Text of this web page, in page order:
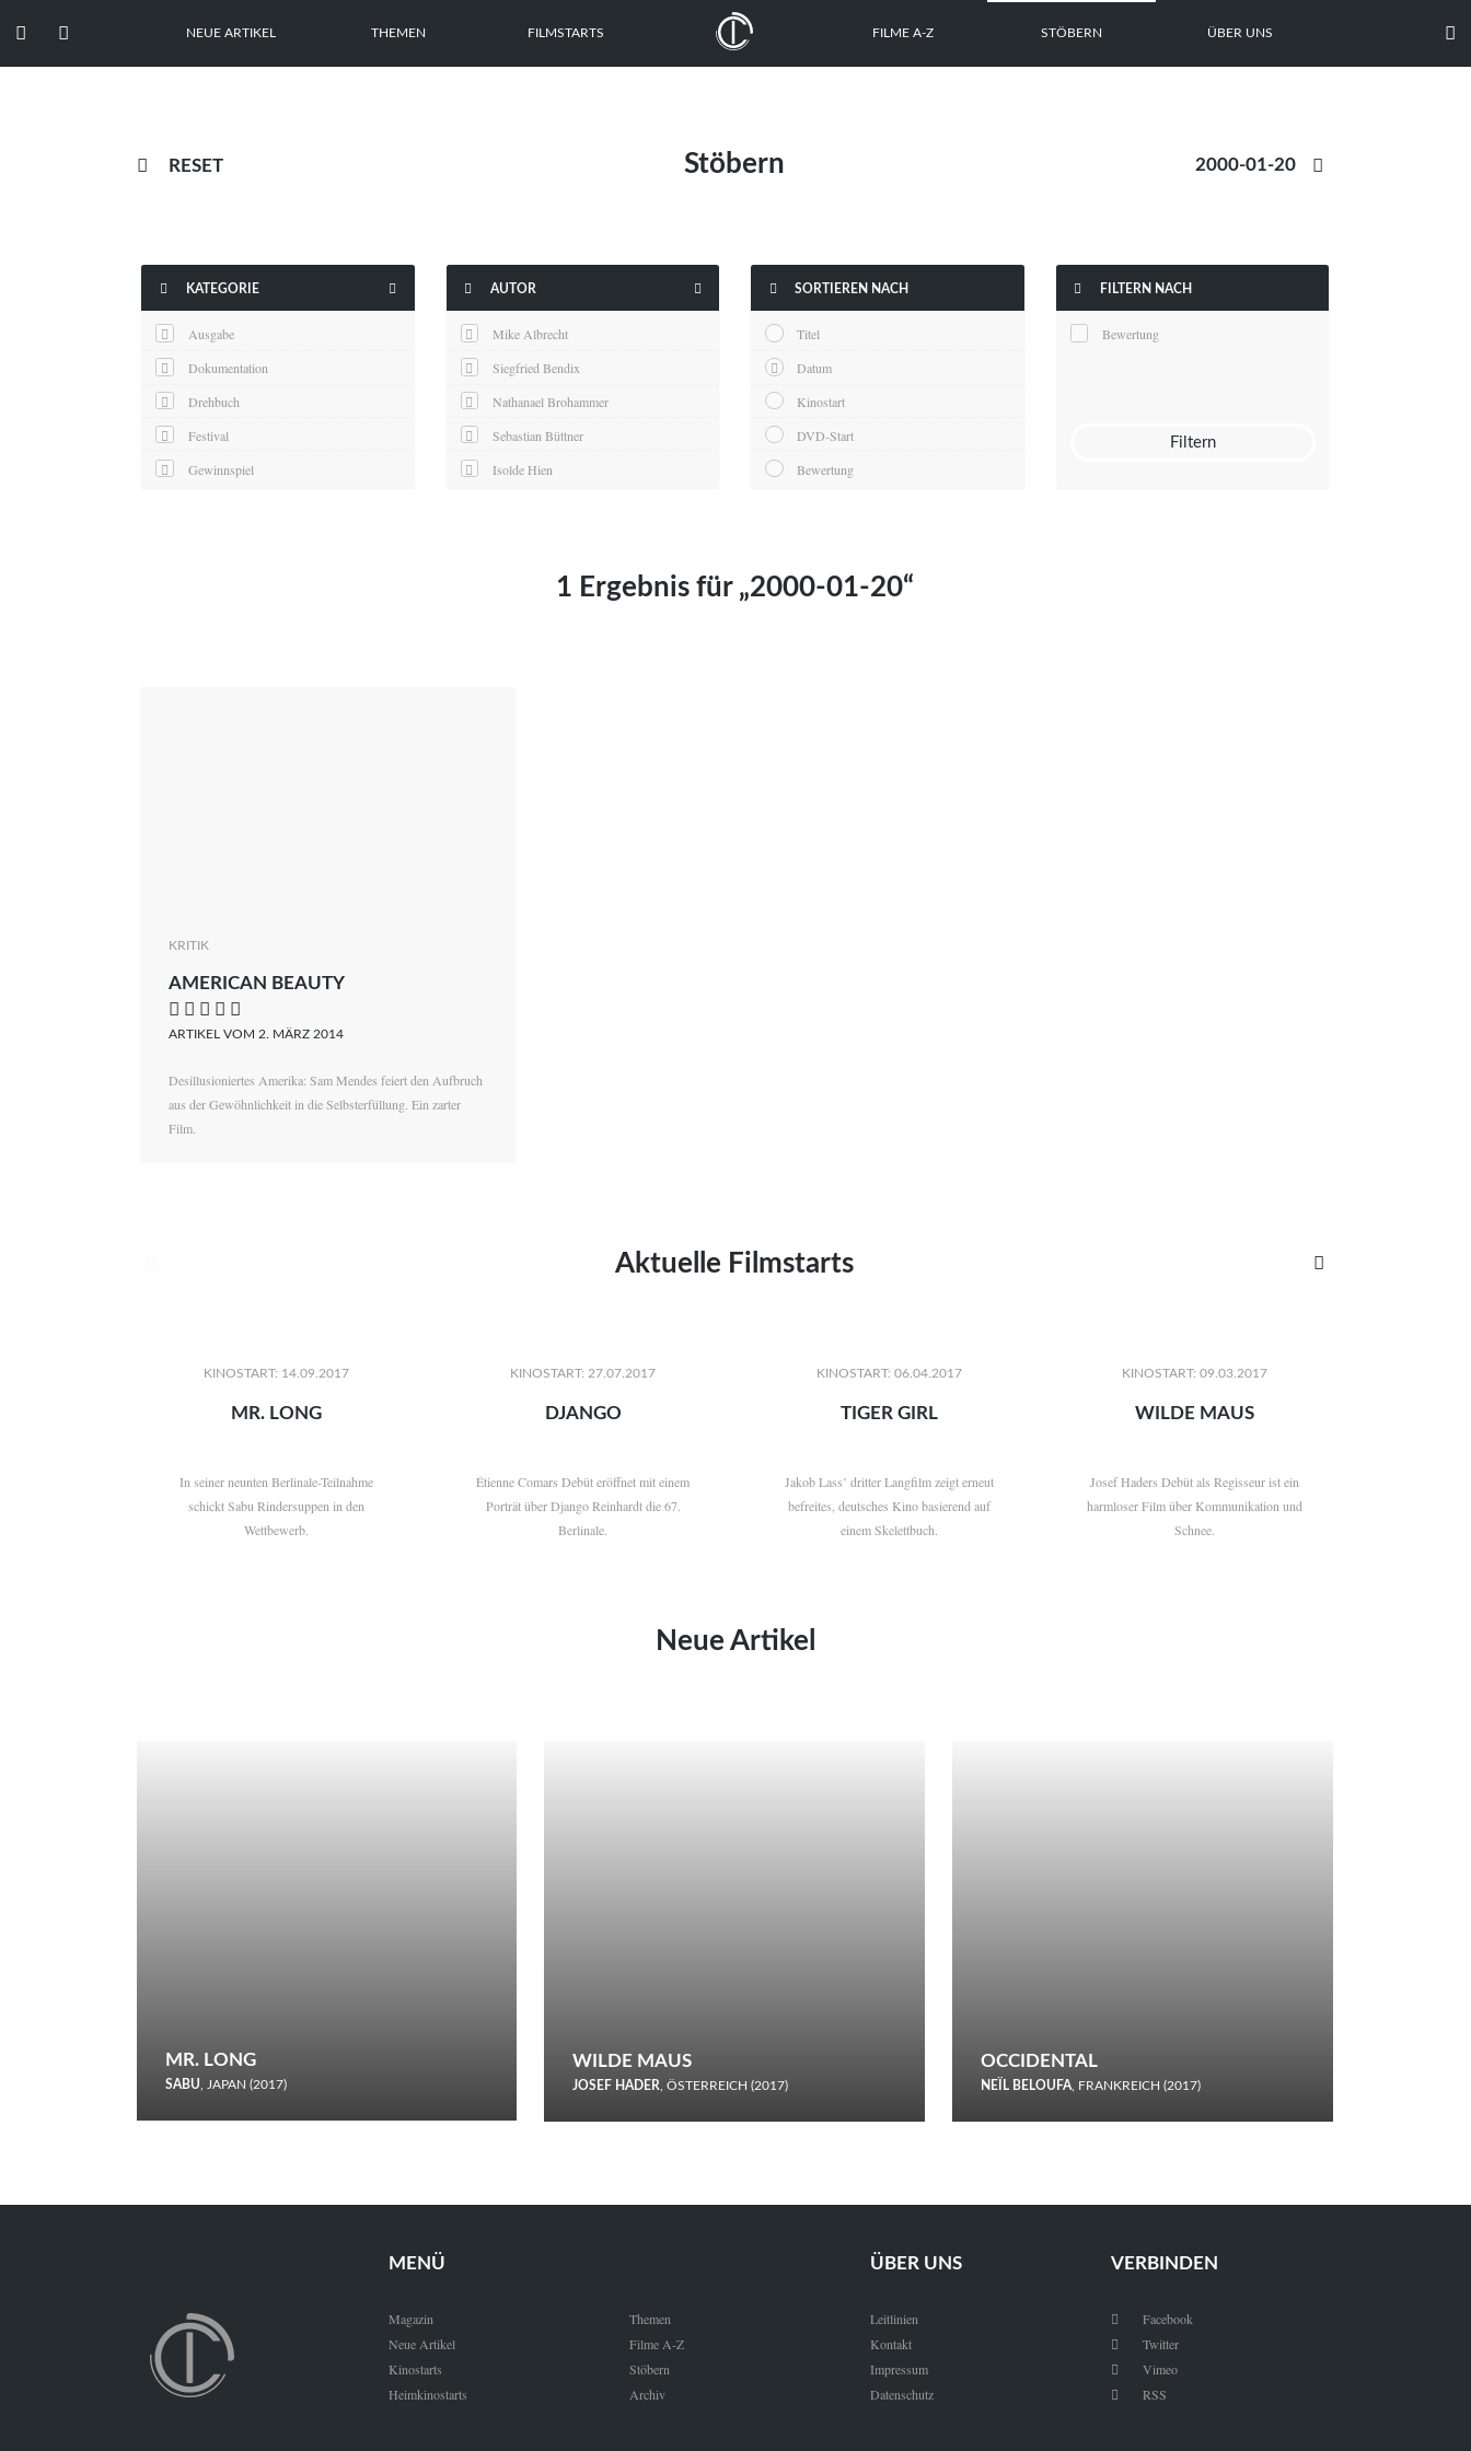
  NEUE ARTIKEL THEMEN FILMSTARTS FILME A-Z STÖBERN ÜBER UNS 
 RESET Stöbern 
 KATEGORIE 
Ausgabe
Dokumentation
Drehbuch
Festival
Gewinnspiel
 AUTOR 
Mike Albrecht
Siegfried Bendix
Nathanael Brohammer
Sebastian Büttner
Isolde Hien
 SORTIEREN NACH
Titel
Datum
Kinostart
DVD-Start
Bewertung
 FILTERN NACH
Bewertung
Filtern
1 Ergebnis für „2000-01-20“
KRITIK
AMERICAN BEAUTY
    
ARTIKEL VOM 2. MÄRZ 2014
Desillusioniertes Amerika: Sam Mendes feiert den Aufbruch
aus der Gewöhnlichkeit in die Selbsterfüllung. Ein zarter
Film.
Aktuelle Filmstarts 
KINOSTART: 14.09.2017
MR. LONG
In seiner neunten Berlinale-Teilnahme
schickt Sabu Rindersuppen in den
Wettbewerb.
KINOSTART: 27.07.2017
DJANGO
Étienne Comars Debüt eröffnet mit einem
Porträt über Django Reinhardt die 67.
Berlinale.
KINOSTART: 06.04.2017
TIGER GIRL
Jakob Lass’ dritter Langfilm zeigt erneut
befreites, deutsches Kino basierend auf
einem Skelettbuch.
KINOSTART: 09.03.2017
WILDE MAUS
Josef Haders Debüt als Regisseur ist ein
harmloser Film über Kommunikation und
Schnee.
Neue Artikel
MR. LONG
SABU, JAPAN (2017)
den Wettbewerb.
WILDE MAUS
JOSEF HADER, ÖSTERREICH (2017)
Schnee.
OCCIDENTAL
NEÏL BELOUFA, FRANKREICH (2017)
MENÜ
Magazin
Neue Artikel
Kinostarts
Heimkinostarts
Themen
Filme A-Z
Stöbern
Archiv
ÜBER UNS
Leitlinien
Kontakt
Impressum
Datenschutz
VERBINDEN
 Facebook
 Twitter
 Vimeo
 RSS